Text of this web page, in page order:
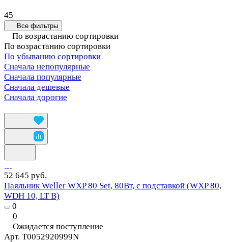
45
Все фильтры
По возрастанию сортировки
По возрастанию сортировки
По убыванию сортировки
Сначала непопулярные
Сначала популярные
Сначала дешевые
Сначала дорогие
52 645 руб.
Паяльник Weller WXP 80 Set, 80Вт, с подставкой (WXP 80,
WDH 10, LT B)
0
0
Ожидается поступление
Арт. T0052920999N